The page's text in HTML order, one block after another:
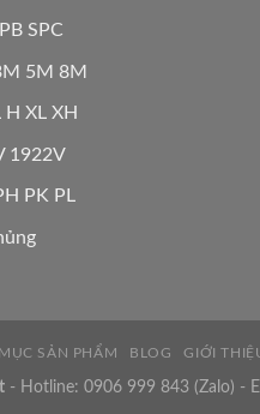
SPC
5M 8M
H XL XH
1922V
PK PL
SẢN PHẨM BLOG GIỚI
- Hotline: 0906 999 843 (Zalo) -